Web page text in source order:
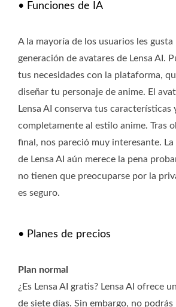
• Funciones de IA
A la mayoría de los usuarios les
generación de avatares de Lensa AI.
tus necesidades con la plataforma,
diseñar tu personaje de anime. El
Lensa AI conserva tus características
completamente al estilo anime. Tras
final, nos pareció muy interesante.
de Lensa AI aún merece la pena
no tienen que preocuparse por la
es seguro.
• Planes de precios
Plan normal
¿Es Lensa AI gratis? Lensa AI ofrece
de siete días. Sin embargo, no podrás